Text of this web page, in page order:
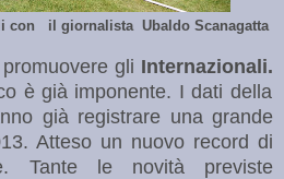
con il giornalista Ubaldo Scanagatta
gli Internazionali.
è già imponente. I dati della
già registrare una grande
Atteso un nuovo record di
Tante le novità previste